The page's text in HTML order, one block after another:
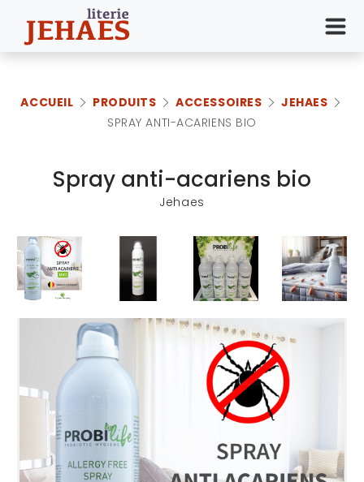
ACCUEIL PRODUITS ACCESSOIRES
JEHAES
SPRAY ANTI-ACARIENS BIO
Spray anti-acariens bio
Jehaes